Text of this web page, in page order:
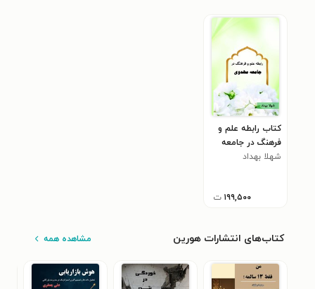
کتاب رابطه علم و
فرهنگ در جامعه
مهدوی
شهلا بهداد
۱۹۹,۵۰۰ ت
کتاب‌های انتشارات هورین مشاهده همه